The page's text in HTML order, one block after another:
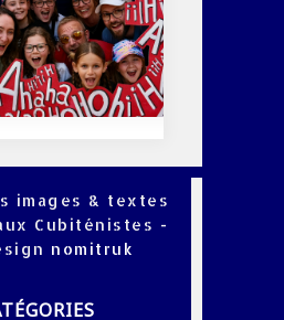
images & textes
Cubiténistes -
nomitruk